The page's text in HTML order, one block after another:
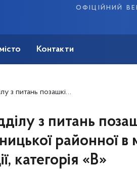
офіційний
Контакти
районної в місті Києві державної адміністрації, категорія «В»
з питань
районної в
категорія «В»